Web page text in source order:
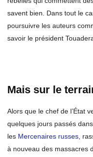
savent bien. Dans tout le
poursuivre les auteurs
savoir le président
Mais sur le
Alors que le chef de l’État
quelques jours passés
les Mercenaires russes,
à nouveau des massacres